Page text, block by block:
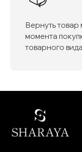
Вернуть товар
момента
товарного